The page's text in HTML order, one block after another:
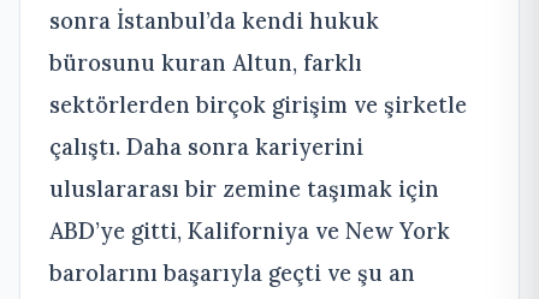
sonra İstanbul’da kendi hukuk
bürosunu kuran Altun, farklı
sektörlerden birçok girişim ve şirketle
çalıştı. Daha sonra kariyerini
uluslararası bir zemine taşımak için
ABD’ye gitti, Kaliforniya ve New York
barolarını başarıyla geçti ve şu an